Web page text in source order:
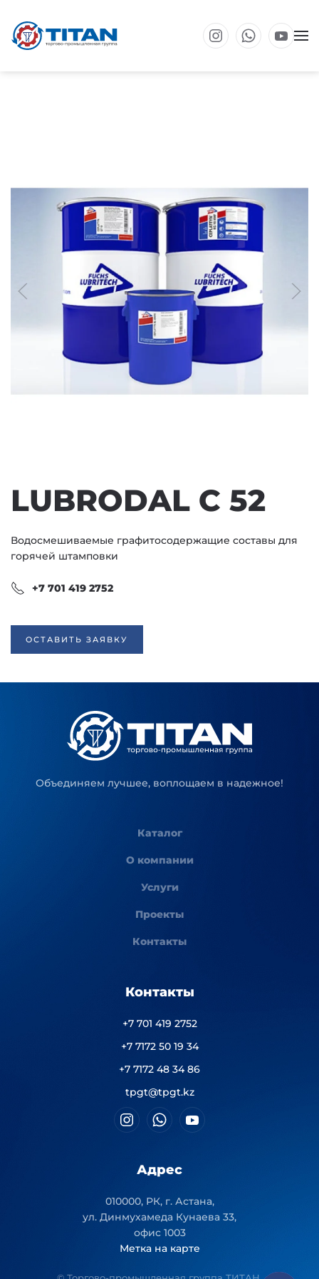
Перейти к основному содержанию
LUBRODAL С 52
Водосмешиваемые графитосодержащие составы для
горячей штамповки
+7 701 419 2752
ОСТАВИТЬ ЗАЯВКУ
Объединяем лучшее, воплощаем в надежное!
Каталог
О компании
Услуги
Проекты
Контакты
Контакты
+7 701 419 2752
+7 7172 50 19 34
+7 7172 48 34 86
tpgt@tpgt.kz
Адрес
010000, РК, г. Астана,
ул. Динмухамеда Кунаева 33,
офис 1003
Метка на карте